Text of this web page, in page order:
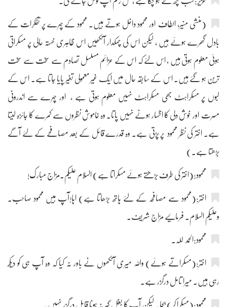
(منشی منیر، الطاف اور محمود داخل ہوتے ہیں۔ محمود کے چہرے پر تفکرات کے
بادل گھرے ہوئے ہیں ، لیکن اس کی چمکدار آنکھیں اس ظاہری خستہ حالی پر مسکراتی
ہوئی معلوم ہوتی ہیں ، اس لئے کہ اس کے عزائم مسلسل تصادم سے سخت سے سخت
ترین ہو گئے ہیں۔ اس کے سابقہ حال میں ایک غیر معمولی تغیر پایا جاتا ہے۔ اس کے
لبوں پر مسکراہٹ بھی مسکراہٹ نہیں معلوم ہوتی ہے ، اور چہرے سے اندرونی
مسرت اور خوش دلی کا اظہار ہونے نہیں پاتا۔ وہ خاموش نظروں سے کمرے کا جائزہ لیتا
ہے۔ اختر کی نظر محمود پر پڑتی ہے۔ وہ قدرے قائل کے بعد مصافحے کے لئے آگے
بڑھتا ہے۔)
محمود:(اختر کی طرف بڑھتے ہوئے مسکراتا ہے) السلام علیکم۔مزاج مبارک!
اختر:(محمود سے مصافحہ کے لئے ہاتھ بڑھاتا ہے) اہا!آپ ہیں محمود صاحب۔
وعلیکم السلام۔ فرمائیے مزاج شریف۔
محمود:الحمد للہ۔
اختر:(مسکراتے ہوئے) واللہ میری آنکھوں نے باور نہ کیا کہ وہ آپ ہی کو دیکھ
رہی ہیں۔ میرا تامل درگزر ہے۔
محمود:(مسکرا کر) بجا۔ لیکن آپ کا بغل گیر نہ ہونا قابل درگزر نہیں۔